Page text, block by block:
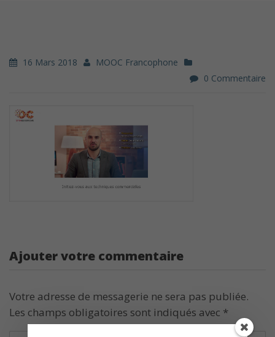
16 Mars 2018
MOOC Francophone
0 Commentaire
Ajouter votre commentaire
Votre adresse de messagerie ne sera pas publiée.
Les champs obligatoires sont indiqués avec *